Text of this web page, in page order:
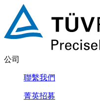
公司
聯繫我們
菁英招募